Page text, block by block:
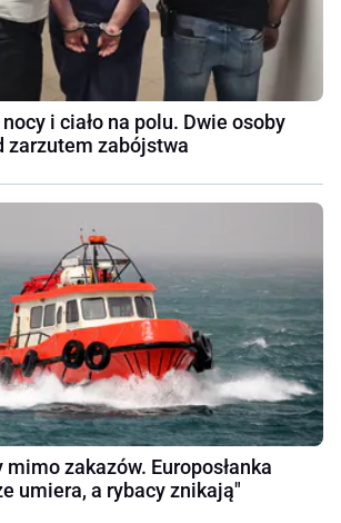
i ciało na polu. Dwie osoby
zarzutem zabójstwa
mimo zakazów. Europosłanka
umiera, a rybacy znikają"